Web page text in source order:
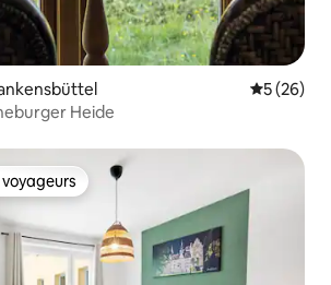
5 (26)
Heide
les plus appréciés